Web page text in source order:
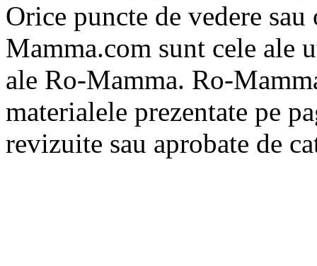
Orice puncte de vedere
Mamma.com sunt cele ale
ale Ro-Mamma. Ro-
materialele prezentate pe
revizuite sau aprobate de